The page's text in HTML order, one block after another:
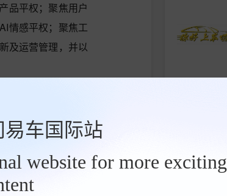
车国际站
website for more exciting
品平权；聚焦用户
情感平权；聚焦工
及运营管理，并以
瑞发布涵盖猎鹰智
系统展示了从技术
值体验。